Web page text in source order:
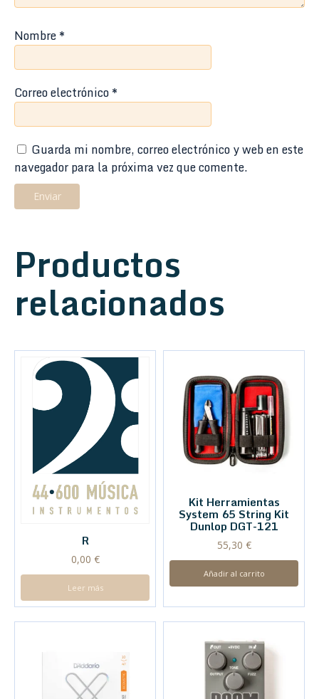
Nombre*
Correo electrónico*
Guarda mi nombre, correo electrónico y web en este
navegador para la próxima vez que comente.
Productos
relacionados
R
0,00 €
Leer más
Kit Herramientas
System 65 String Kit
Dunlop DGT-121
55,30 €
Añadir al carrito